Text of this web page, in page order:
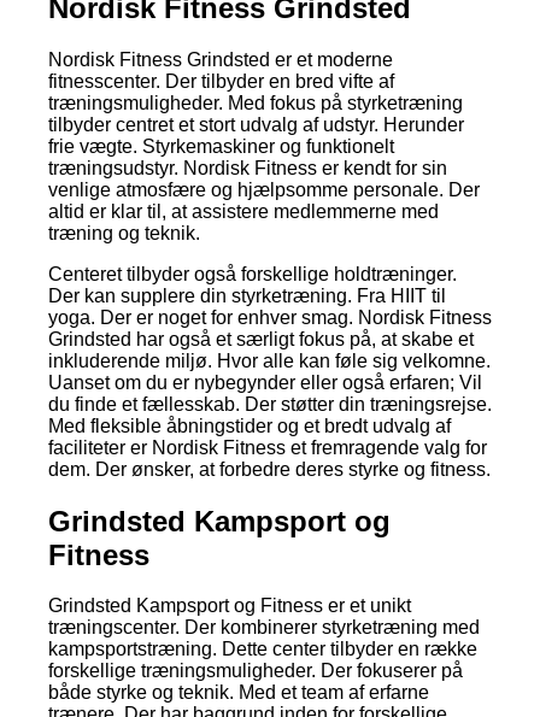
Nordisk Fitness Grindsted
Nordisk Fitness Grindsted er et moderne
fitnesscenter. Der tilbyder en bred vifte af
træningsmuligheder. Med fokus på styrketræning
tilbyder centret et stort udvalg af udstyr. Herunder
frie vægte. Styrkemaskiner og funktionelt
træningsudstyr. Nordisk Fitness er kendt for sin
venlige atmosfære og hjælpsomme personale. Der
altid er klar til, at assistere medlemmerne med
træning og teknik.
Centeret tilbyder også forskellige holdtræninger.
Der kan supplere din styrketræning. Fra HIIT til
yoga. Der er noget for enhver smag. Nordisk Fitness
Grindsted har også et særligt fokus på, at skabe et
inkluderende miljø. Hvor alle kan føle sig velkomne.
Uanset om du er nybegynder eller også erfaren; Vil
du finde et fællesskab. Der støtter din træningsrejse.
Med fleksible åbningstider og et bredt udvalg af
faciliteter er Nordisk Fitness et fremragende valg for
dem. Der ønsker, at forbedre deres styrke og fitness.
Grindsted Kampsport og
Fitness
Grindsted Kampsport og Fitness er et unikt
træningscenter. Der kombinerer styrketræning med
kampsportstræning. Dette center tilbyder en række
forskellige træningsmuligheder. Der fokuserer på
både styrke og teknik. Med et team af erfarne